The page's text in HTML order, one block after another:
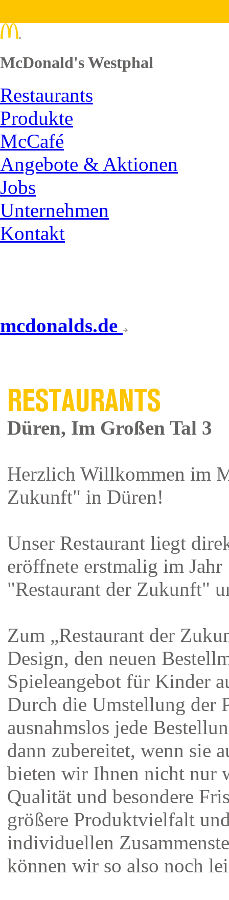
McDonald's Westphal
Restaurants
Produkte
McCafé
Angebote & Aktionen
Jobs
Unternehmen
Kontakt
mcdonalds.de
RESTAURANTS
Düren, Im Großen Tal 3
Herzlich Willkommen im
Zukunft" in Düren!
Unser Restaurant liegt
eröffnete erstmalig im Jahr
"Restaurant der Zukunft"
Zum „Restaurant der
Design, den neuen
Spieleangebot für Kinder
Durch die Umstellung der
ausnahmslos jede
dann zubereitet, wenn sie
bieten wir Ihnen nicht nur
Qualität und besondere
größere Produktvielfalt
individuellen
können wir so also noch